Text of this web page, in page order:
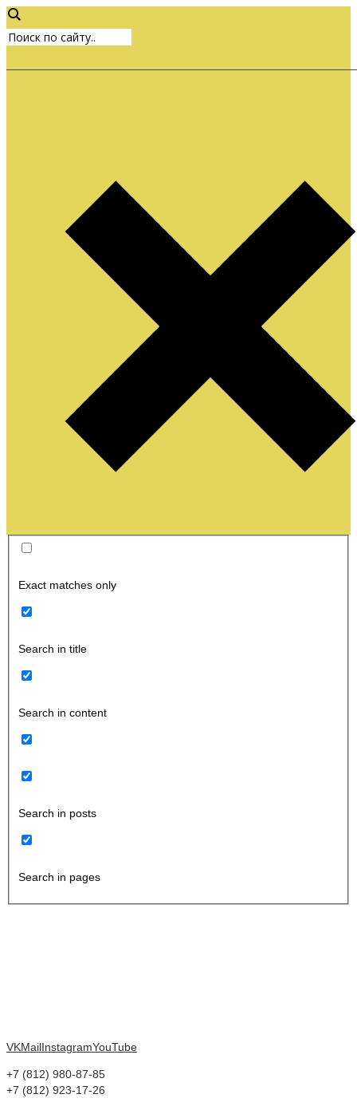
Exact matches only
Search in title
Search in content
Search in posts
Search in pages
VKMailInstagramYouTube
+7 (812) 980-87-85
+7 (812) 923-17-26